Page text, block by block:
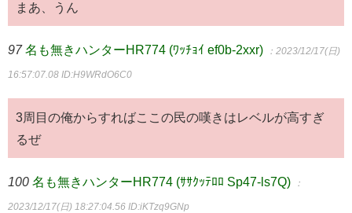
まあ、うん
97 名も無きハンターHR774 (ﾜｯﾁｮｲ ef0b-2xxr) ：2023/12/17(日)
16:57:07.08 ID:H9WRdO6C0
3周目の俺からすればここの民の嘆きはレベルが高すぎ
るぜ
100 名も無きハンターHR774 (ｻｻｸｯﾃﾛﾛ Sp47-ls7Q) ：
2023/12/17(日) 18:27:04.56 ID:iKTzq9GNp